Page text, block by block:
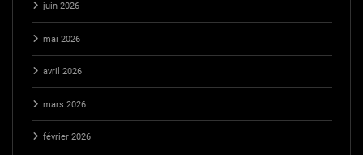
juin 2026
mai 2026
avril 2026
mars 2026
février 2026